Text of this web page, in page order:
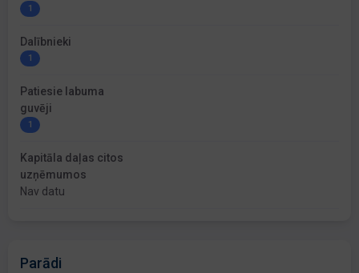
1
Dalībnieki
1
Patiesie labuma
guvēji
1
Kapitāla daļas citos
uzņēmumos
Nav datu
Parādi